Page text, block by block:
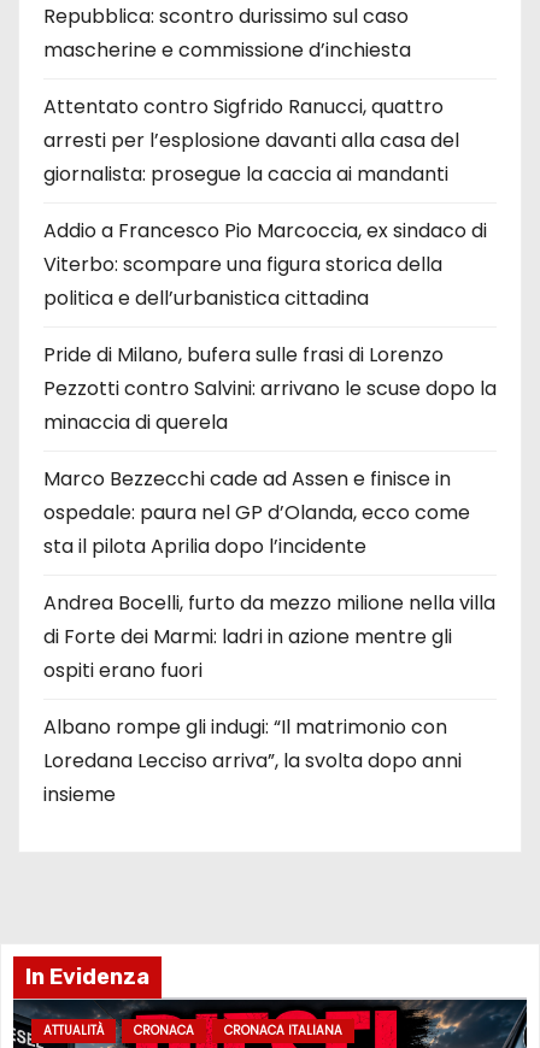
Repubblica: scontro durissimo sul caso
mascherine e commissione d’inchiesta
Attentato contro Sigfrido Ranucci, quattro
arresti per l’esplosione davanti alla casa del
giornalista: prosegue la caccia ai mandanti
Addio a Francesco Pio Marcoccia, ex sindaco di
Viterbo: scompare una figura storica della
politica e dell’urbanistica cittadina
Pride di Milano, bufera sulle frasi di Lorenzo
Pezzotti contro Salvini: arrivano le scuse dopo la
minaccia di querela
Marco Bezzecchi cade ad Assen e finisce in
ospedale: paura nel GP d’Olanda, ecco come
sta il pilota Aprilia dopo l’incidente
Andrea Bocelli, furto da mezzo milione nella villa
di Forte dei Marmi: ladri in azione mentre gli
ospiti erano fuori
Albano rompe gli indugi: “Il matrimonio con
Loredana Lecciso arriva”, la svolta dopo anni
insieme
In Evidenza
ATTUALITÀ CRONACA CRONACA ITALIANA